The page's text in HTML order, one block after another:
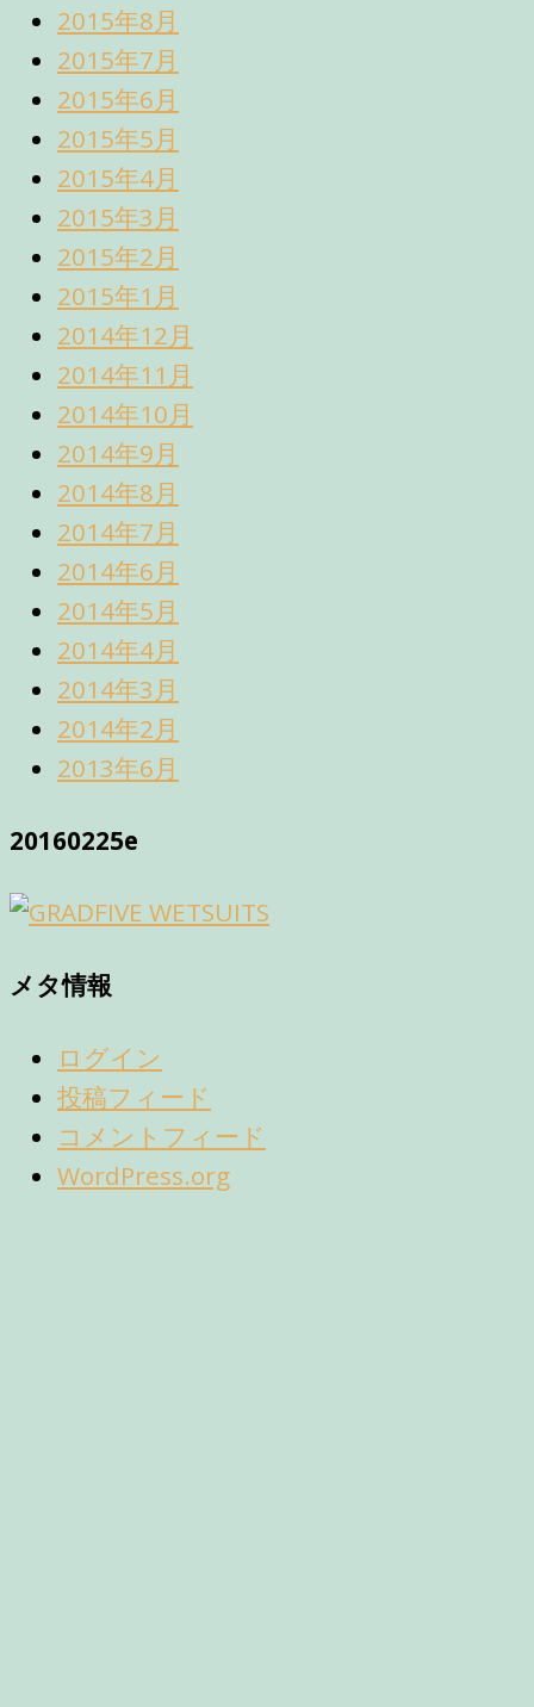
2015年8月
2015年7月
2015年6月
2015年5月
2015年4月
2015年3月
2015年2月
2015年1月
2014年12月
2014年11月
2014年10月
2014年9月
2014年8月
2014年7月
2014年6月
2014年5月
2014年4月
2014年3月
2014年2月
2013年6月
20160225e
メタ情報
ログイン
投稿フィード
コメントフィード
WordPress.org